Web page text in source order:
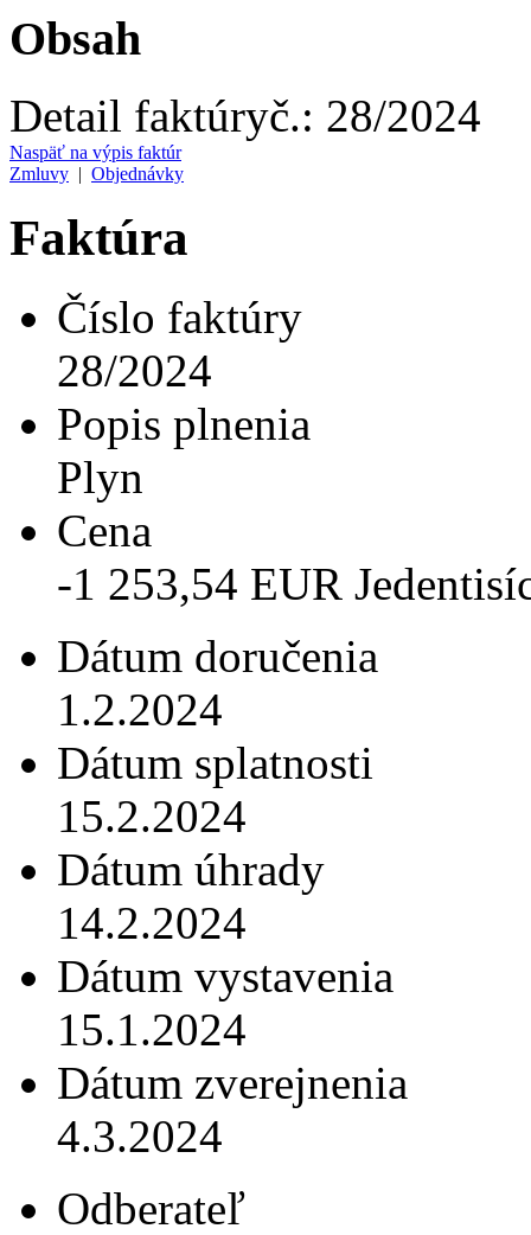
Obsah
Detail faktúryč.: 28/2024
Naspäť na výpis faktúr
Zmluvy | Objednávky
Faktúra
Číslo faktúry
28/2024
Popis plnenia
Plyn
Cena
-1 253,54 EUR
Dátum doručenia
1.2.2024
Dátum splatnosti
15.2.2024
Dátum úhrady
14.2.2024
Dátum vystavenia
15.1.2024
Dátum zverejnenia
4.3.2024
Odberateľ